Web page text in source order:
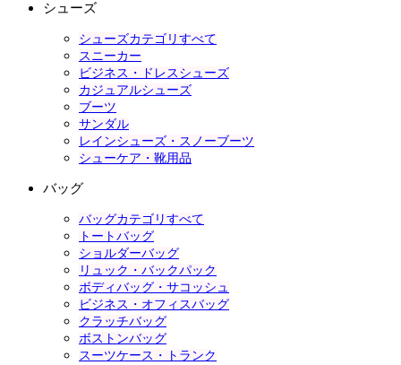
シューズ
シューズカテゴリすべて
スニーカー
ビジネス・ドレスシューズ
カジュアルシューズ
ブーツ
サンダル
レインシューズ・スノーブーツ
シューケア・靴用品
バッグ
バッグカテゴリすべて
トートバッグ
ショルダーバッグ
リュック・バックパック
ボディバッグ・サコッシュ
ビジネス・オフィスバッグ
クラッチバッグ
ボストンバッグ
スーツケース・トランク